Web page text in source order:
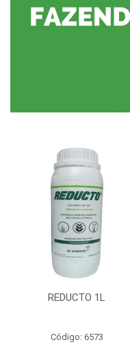
REDUCTO 1L
Código: 6573